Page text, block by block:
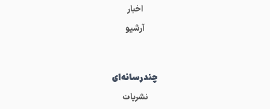
اخبار
آرشیو
چندرسانه‌ای
نشریات